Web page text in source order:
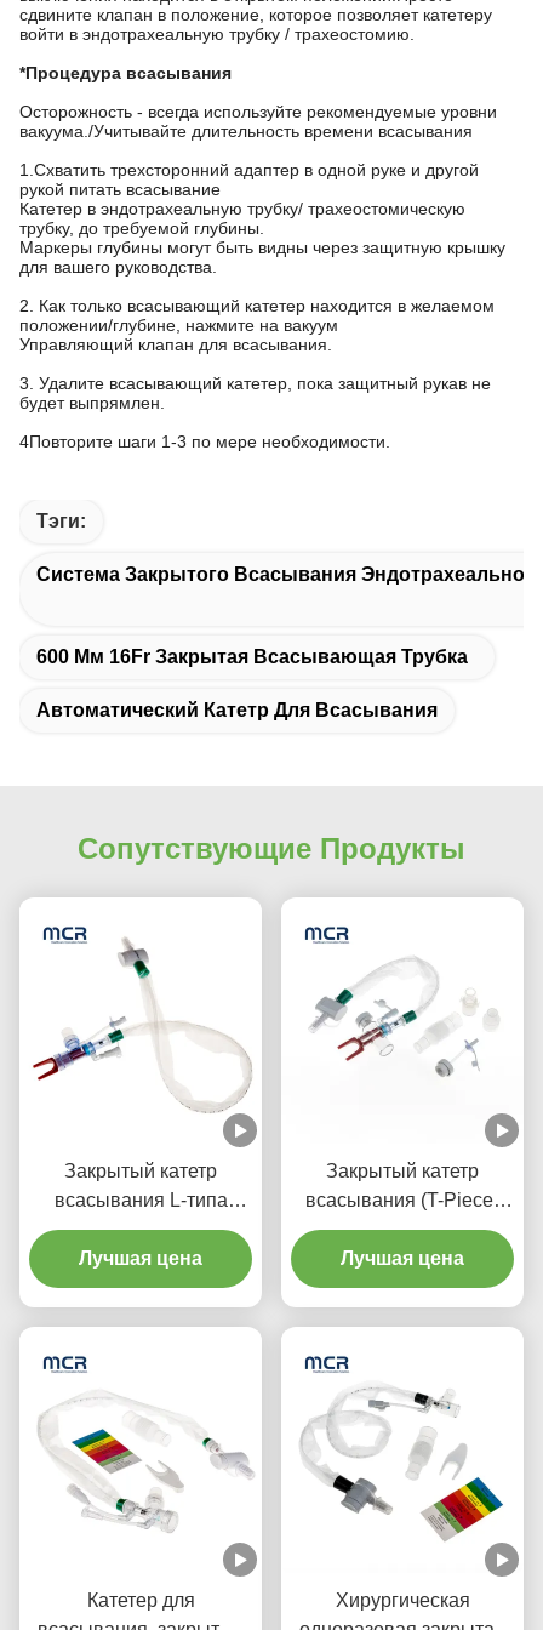
сдвините клапан в положение, которое позволяет катетеру
войти в эндотрахеальную трубку / трахеостомию.
*Процедура всасывания
Осторожность - всегда используйте рекомендуемые уровни
вакуума./Учитывайте длительность времени всасывания
1.Схватить трехсторонний адаптер в одной руке и другой
рукой питать всасывание
Катетер в эндотрахеальную трубку/ трахеостомическую
трубку, до требуемой глубины.
Маркеры глубины могут быть видны через защитную крышку
для вашего руководства.
2. Как только всасывающий катетер находится в желаемом
положении/глубине, нажмите на вакуум
Управляющий клапан для всасывания.
3. Удалите всасывающий катетер, пока защитный рукав не
будет выпрямлен.
4Повторите шаги 1-3 по мере необходимости.
Тэги:
Система Закрытого Всасывания
600 Мм 16Fr Закрытая Всасывающая Трубка
Автоматический Катетр Для Всасывания
Сопутствующие Продукты
Закрытый катетр
всасывания L-типа
Автоматическое
промывание 10fr 72h
Двойной вращающийся
Лучшая цена
Закрытый катетр
всасывания (T-Piece)
Автомобильное
промывание 72H для
взрослых
Лучшая цена
Катетер для
Хирургическая